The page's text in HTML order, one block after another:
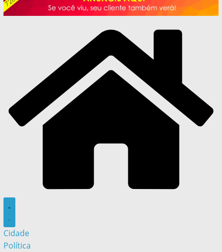
Cidade
Política